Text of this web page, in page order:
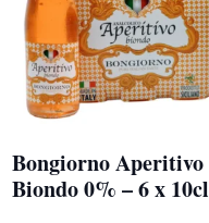
Bongiorno Aperitivo
Biondo 0% – 6 x 10cl